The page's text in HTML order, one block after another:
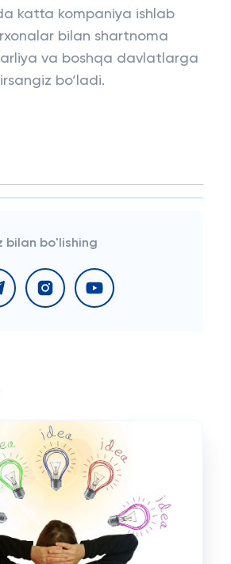
katta kompaniya ishlab
bilan shartnoma
va boshqa davlatlarga
bo‘ladi.
bilan bo'lishing